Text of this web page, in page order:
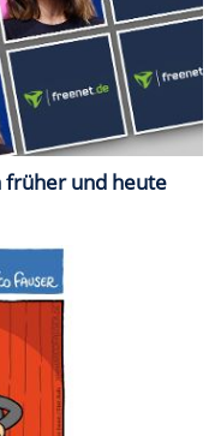
früher und heute